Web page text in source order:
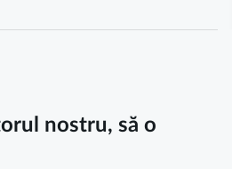
nostru, să o